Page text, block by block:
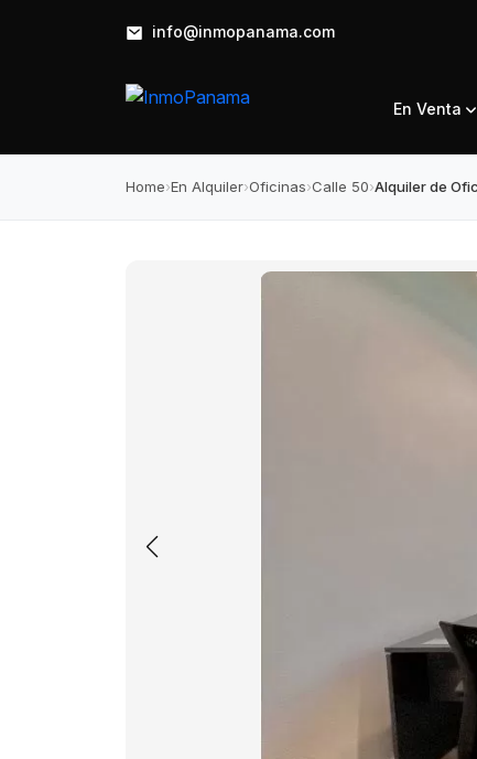
info@inmopanama.com
En Venta
Home›En Alquiler›Oficinas›Calle 50›Alquiler de